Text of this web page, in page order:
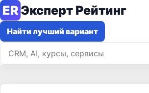
ERЭксперт Рейтинг
Найти лучший вариант